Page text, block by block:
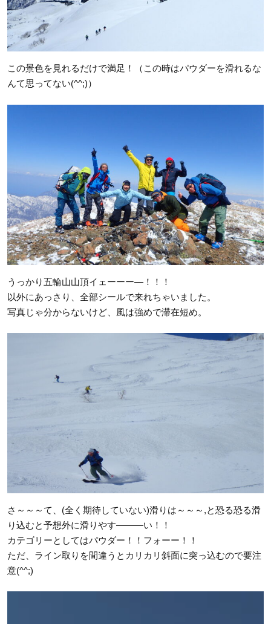
この景色を見れるだけで満足！（この時はパウダーを滑れるな
んて思ってない(^^;)）
うっかり五輪山山頂イェーーー―！！！
以外にあっさり、全部シールで来れちゃいました。
写真じゃ分からないけど、風は強めで滞在短め。
さ～～～て、(全く期待していない)滑りは～～～,と恐る恐る滑
り込むと予想外に滑りやす―――い！！
カテゴリーとしてはパウダー！！フォーー！！
ただ、ライン取りを間違うとカリカリ斜面に突っ込むので要注
意(^^;)